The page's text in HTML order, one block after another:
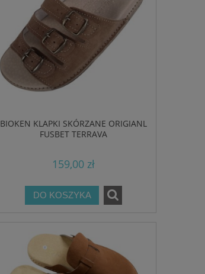
BIOKEN KLAPKI SKÓRZANE ORIGIANL
FUSBET TERRAVA
159,00 zł
DO KOSZYKA